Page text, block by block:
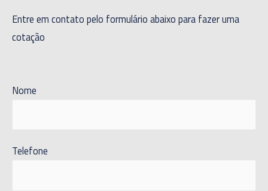
Entre em contato pelo formulário abaixo para fazer uma
cotação
Nome
Telefone